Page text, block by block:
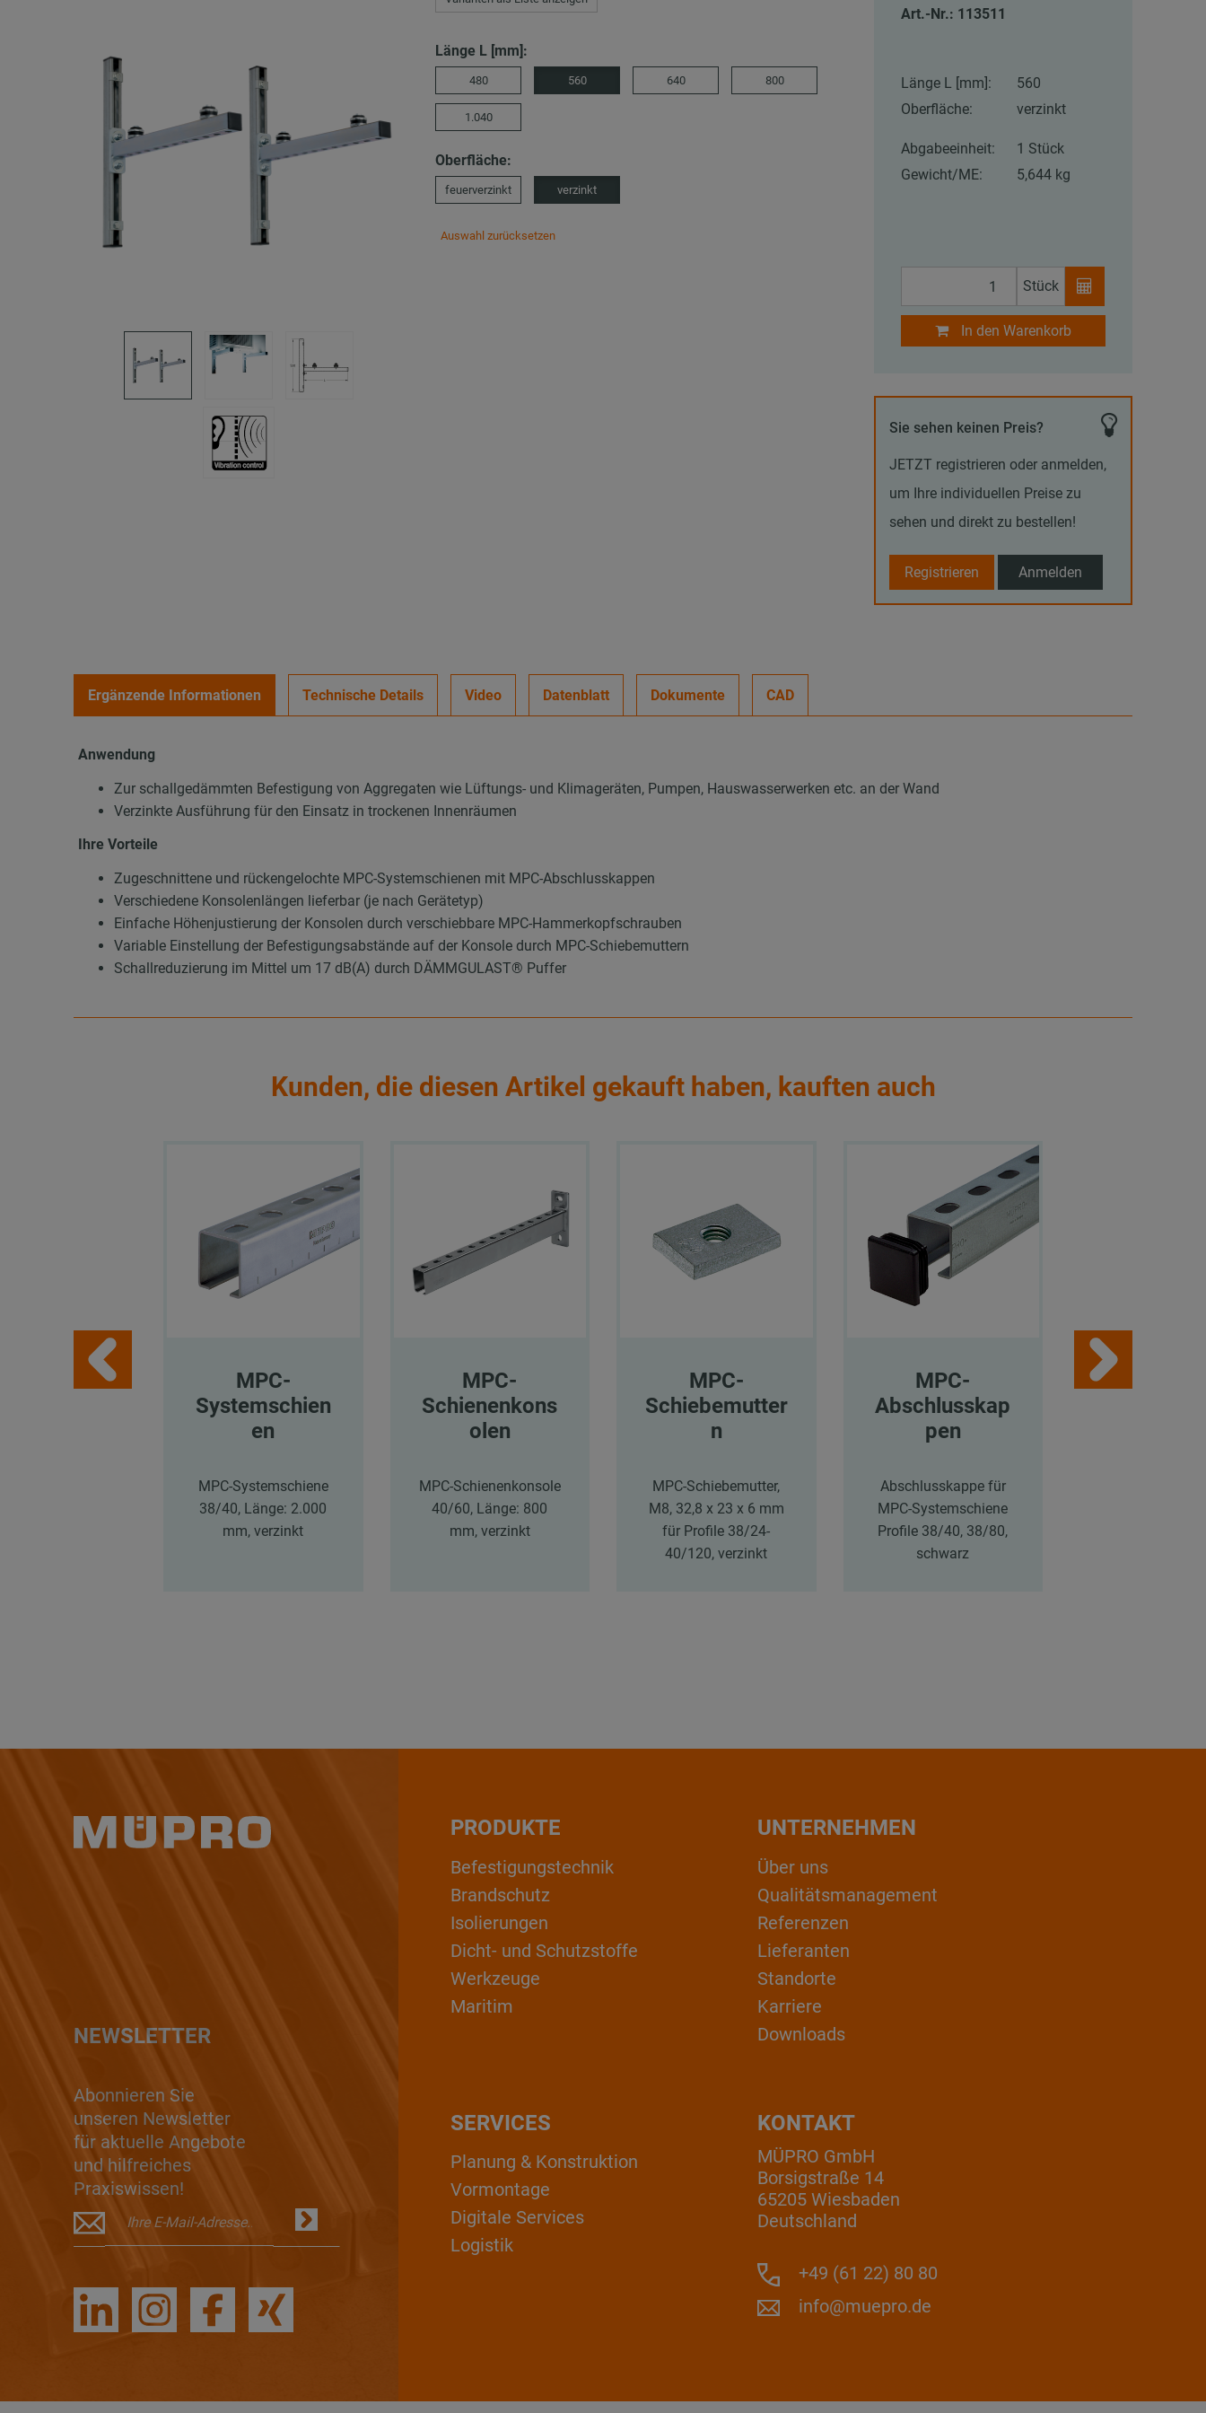
Länge L [mm]:
480 560 640 800
1.040
Oberfläche:
feuerverzinkt verzinkt
Auswahl zurücksetzen
Art.-Nr.: 113511
Länge L [mm]:
560
Oberfläche:
verzinkt
Abgabeeinheit:
1 Stück
Gewicht/ME:
5,644 kg
Stück
In den Warenkorb
Sie sehen keinen Preis?
JETZT registrieren oder anmelden,
um Ihre individuellen Preise zu
sehen und direkt zu bestellen!
Registrieren Anmelden
Ergänzende Informationen Technische Details Video Datenblatt Dokumente CAD
Anwendung
Zur schallgedämmten Befestigung von Aggregaten wie Lüftungs- und Klimageräten, Pumpen, Hauswasserwerken etc. an der Wand
Verzinkte Ausführung für den Einsatz in trockenen Innenräumen
Ihre Vorteile
Zugeschnittene und rückengelochte MPC-Systemschienen mit MPC-Abschlusskappen
Verschiedene Konsolenlängen lieferbar (je nach Gerätetyp)
Einfache Höhenjustierung der Konsolen durch verschiebbare MPC-Hammerkopfschrauben
Variable Einstellung der Befestigungsabstände auf der Konsole durch MPC-Schiebemuttern
Schallreduzierung im Mittel um 17 dB(A) durch DÄMMGULAST® Puffer
Kunden, die diesen Artikel gekauft haben, kauften auch
MPC-
Systemschien
en
MPC-Systemschiene
38/40, Länge: 2.000
mm, verzinkt
MPC-
Schienenkons
olen
MPC-Schienenkonsole
40/60, Länge: 800
mm, verzinkt
MPC-
Schiebemutter
n
MPC-Schiebemutter,
M8, 32,8 x 23 x 6 mm
für Profile 38/24-
40/120, verzinkt
MPC-
Abschlusskap
pen
Abschlusskappe für
MPC-Systemschiene
Profile 38/40, 38/80,
schwarz
NEWSLETTER
Abonnieren Sie
unseren Newsletter
für aktuelle Angebote
und hilfreiches
Praxiswissen!
PRODUKTE
Befestigungstechnik
Brandschutz
Isolierungen
Dicht- und Schutzstoffe
Werkzeuge
Maritim
UNTERNEHMEN
Über uns
Qualitätsmanagement
Referenzen
Lieferanten
Standorte
Karriere
Downloads
KONTAKT
MÜPRO GmbH
Borsigstraße 14
65205 Wiesbaden
Deutschland
+49 (61 22) 80 80
info@muepro.de
SERVICES
Planung & Konstruktion
Vormontage
Digitale Services
Logistik